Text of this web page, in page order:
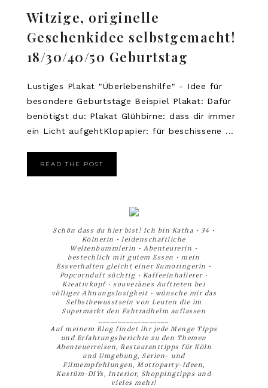
Witzige, originelle
Geschenkidee selbstgemacht!
18/30/40/50 Geburtstag
Lustiges Plakat "Überlebenshilfe" - Idee für
besondere Geburtstage Beispiel Plakat: Dafür
benötigst du: Plakat Glühbirne: dass dir immer
ein Licht aufgehtKlopapier: für beschissene ...
READ THE POST
Schön dass du hier bist! Ich bin Katha • 34 •
Kölnerin • leidenschaftliche
Weltenbummlerin • Abenteurerin •
bestechlich mit gutem Essen • mein
Essverhalten gleicht einer Sumoringerin •
Popcornduft süchtig • Kaffeeinhalierer •
Kreativkopf • souveränes Auftreten bei
völliger Ahnungslosigkeit • wünsche mir das
Selbstbewusstsein von Leuten die im
Supermarkt den Fahrradhelm auflassen
Auf meinem Blog findet ihr jede Menge Tipps
und Erfahrungsberichte zu den Themen
Abenteuerreisen, Restauranttipps für Köln
und Umgebung, Serien- und
Filmempfehlungen, Mottoparty-Ideen,
Kostüm-DIYs, Interior, Shoppingtipps und
vieles mehr!